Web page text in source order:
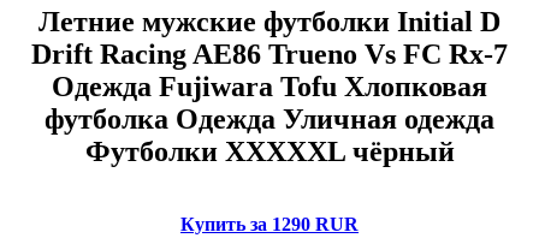
Летние мужские футболки Initial D
Drift Racing AE86 Trueno Vs FC Rx-7
Одежда Fujiwara Tofu Хлопковая
футболка Одежда Уличная одежда
Футболки XXXXXL чёрный
Купить за 1290 RUR